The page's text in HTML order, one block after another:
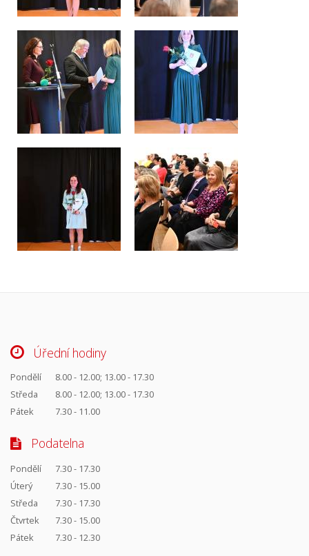
Úřední hodiny
Pondělí
8.00 - 12.00; 13.00 - 17.30
Středa
8.00 - 12.00; 13.00 - 17.30
Pátek
7.30 - 11.00
Podatelna
Pondělí
7.30 - 17.30
Úterý
7.30 - 15.00
Středa
7.30 - 17.30
Čtvrtek
7.30 - 15.00
Pátek
7.30 - 12.30